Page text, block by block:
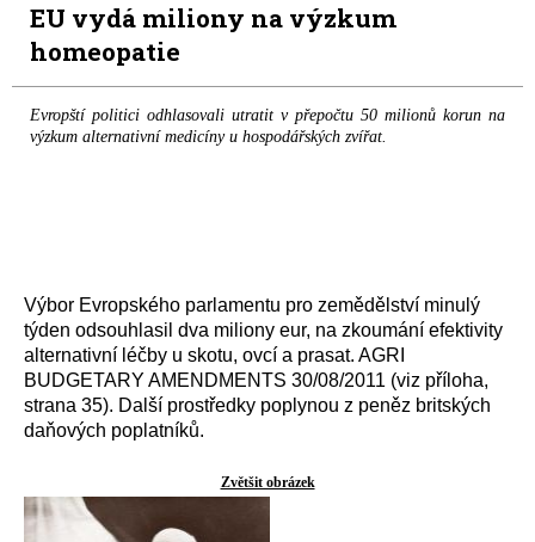
EU vydá miliony na výzkum
homeopatie
Evropští politici odhlasovali utratit v přepočtu 50 milionů korun na
výzkum alternativní medicíny u hospodářských zvířat.
Výbor Evropského parlamentu pro zemědělství minulý
týden odsouhlasil dva miliony eur, na zkoumání efektivity
alternativní léčby u skotu, ovcí a prasat. AGRI
BUDGETARY AMENDMENTS 30/08/2011 (viz příloha,
strana 35). Další prostředky poplynou z peněz britských
daňových poplatníků.
Zvětšit obrázek